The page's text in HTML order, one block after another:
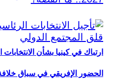
ارتباك في كينيا بشأن الانتخابات الرئاسية
الحضور الإفريقي في سباق